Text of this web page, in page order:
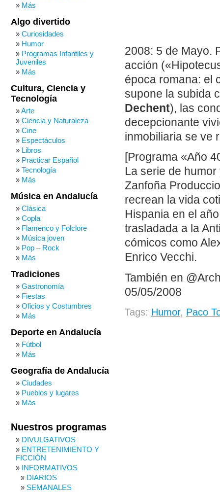
2008: 5 de Mayo.
acción
época romana: el
supone la subida
Dechent), las
decepcionante
inmobiliaria se ve
[Programa «Año
La serie de
Zanfoña
recrean la vida
Hispania en el
trasladada a la
cómicos como
Enrico Vecchi.
También en
05/05/2008
Tags: Humor, Paco
Más
Algo divertido
Curiosidades
Humor
Programas Infantiles y
Juveniles
Más
Cultura, Ciencia y
Tecnología
Arte
Ciencia y Naturaleza
Cine
Espectáculos
Libros
Practicar Español
Tecnología
Más
Música en Andalucía
Clásica
Copla
Flamenco y Folclore
Música joven
Pop – Rock
Más
Tradiciones
Gastronomía
Fiestas
Oficios y Costumbres
Más
Deporte en Andalucía
Fútbol
Más
Geografía de Andalucía
Ciudades
Pueblos y lugares
Más
Nuestros programas
DIVULGATIVOS
ENTRETENIMIENTO Y
FICCIÓN
INFORMATIVOS
DIARIOS
SEMANALES